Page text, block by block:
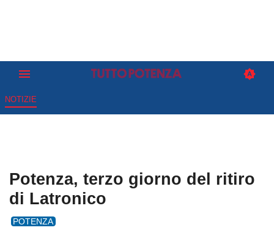
NOTIZIE
Potenza, terzo giorno del ritiro
di Latronico
POTENZA